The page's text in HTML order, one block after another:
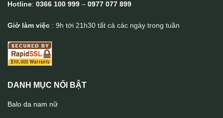
Hotline: 0366 100 999 – 0977 077 899
Giờ làm việc : 9h tới 21h30 tất cả các ngày trong tuần
DANH MỤC NỔI BẬT
Balo da nam nữ